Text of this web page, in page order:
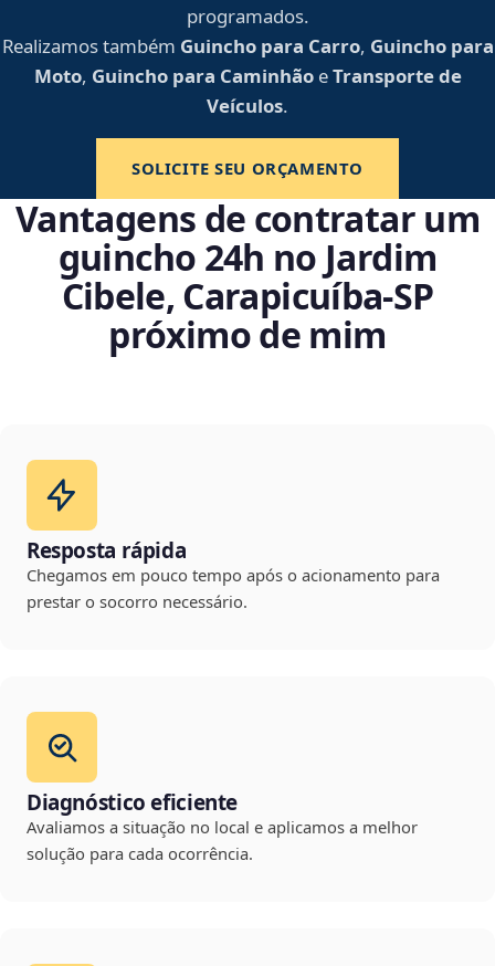
programados.
Realizamos também Guincho para Carro, Guincho para
Moto, Guincho para CaminhãoeTransporte de
Veículos.
SOLICITE SEU ORÇAMENTO
Vantagens de contratar um
guincho 24h no Jardim
Cibele, Carapicuíba‑SP
próximo de mim
Resposta rápida
Chegamos em pouco tempo após o acionamento para
prestar o socorro necessário.
Diagnóstico eficiente
Avaliamos a situação no local e aplicamos a melhor
solução para cada ocorrência.